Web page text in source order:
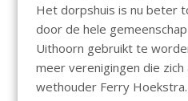
Het dorpshuis is nu beter
door de hele
Uithoorn gebruikt te
meer verenigingen die zich
wethouder Ferry Hoekstra.